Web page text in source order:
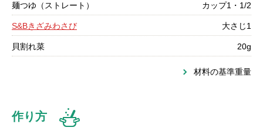
麺つゆ（ストレート） カップ1・1/2
S&Bきざみわさび 大さじ1
貝割れ菜 20g
材料の基準重量
作り方